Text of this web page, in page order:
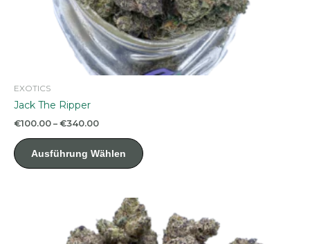
EXOTICS
Jack The Ripper
€100.00 – €340.00Preisspanne:
€340.00
Ausführung Wählen
Produkt
Varianten
auf.
Die